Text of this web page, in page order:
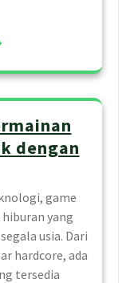
dengan
game
yang
usia. Dari
hardcore, ada
tersedia